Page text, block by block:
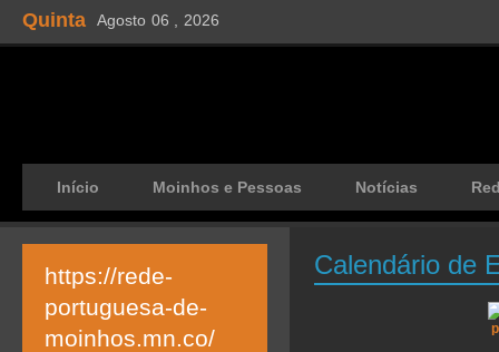
Quinta Agosto 06 , 2026
Início Moinhos e Pessoas Notícias
Calendário de
https://rede-
portuguesa-de-
moinhos.mn.co/